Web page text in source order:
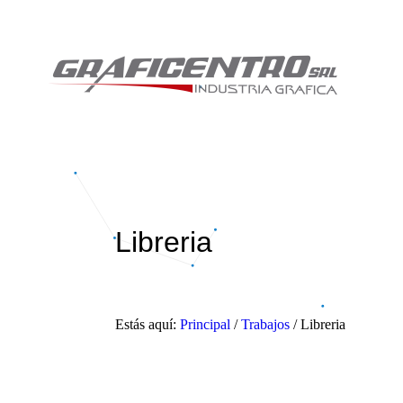
Libreria
Estás aquí: Principal /Trabajos/Libreria